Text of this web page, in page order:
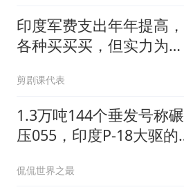
印度军费支出年年提高，
各种买买买，但实力为何
剪剧课代表
1.3万吨144个垂发号称碾
压055，印度P-18大驱的
侃侃世界之最